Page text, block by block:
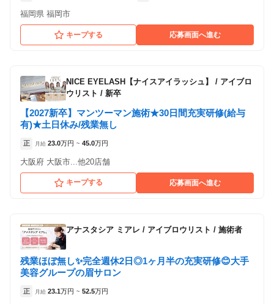
福岡県 福岡市
キープする 応募画面へ進む
NICE EYELASH【ナイスアイラッシュ】 / アイブロ
ウリスト / 新卒
【2027新卒】マンツーマン施術★30日間充実研修(給与
有)★土日休み/残業無し
正 月給 23.0万円 ~ 45.0万円
大阪府 大阪市...他20店舗
キープする 応募画面へ進む
アナスタシア ミアレ / アイブロウリスト / 施術者
残業ほぼ無し✨完全週休2日◎1ヶ月半の充実研修😊大手
美容グループの眉サロン
正 月給 23.1万円 ~ 52.5万円